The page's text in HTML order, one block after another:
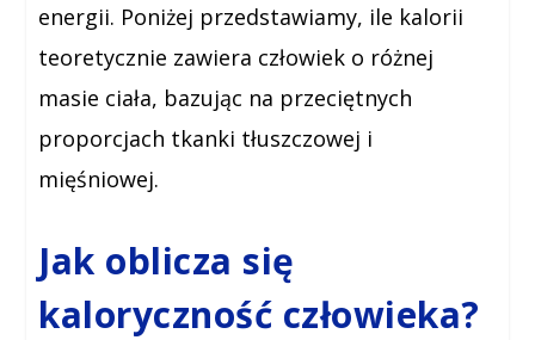
energii. Poniżej przedstawiamy, ile kalorii
teoretycznie zawiera człowiek o różnej
masie ciała, bazując na przeciętnych
proporcjach tkanki tłuszczowej i
mięśniowej.
Jak oblicza się
kaloryczność człowieka?